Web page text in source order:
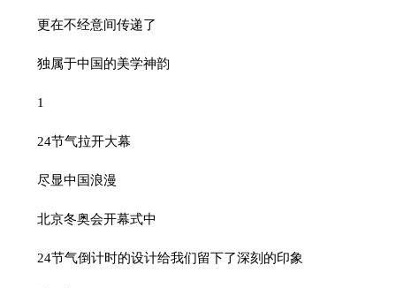
更在不经意间传递了
独属于中国的美学神韵
1
24节气拉开大幕
尽显中国浪漫
北京冬奥会开幕式中
24节气倒计时的设计给我们留下了深刻的印象